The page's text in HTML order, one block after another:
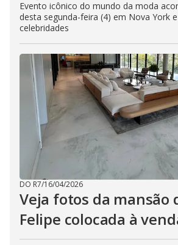
Evento icônico do mundo da moda
desta segunda-feira (4) em Nova York
celebridades
DO R7/16/04/2026
Veja fotos da mansão
Felipe colocada à